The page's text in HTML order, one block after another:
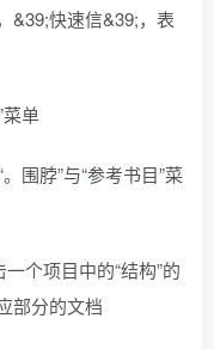
&39;快速信&39;，表
菜单
围脖”与“参考书目”菜
个项目中的“结构”的
部分的文档